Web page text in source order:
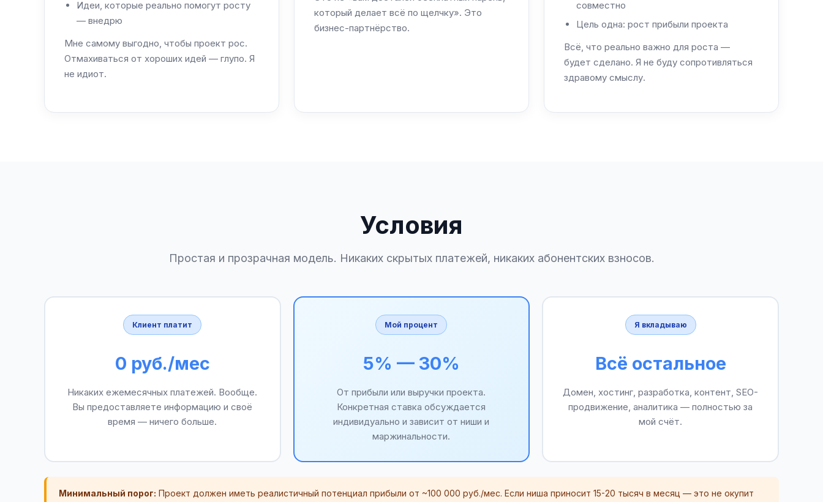
Идеи, которые реально помогут росту
— внедрю
Мне самому выгодно, чтобы проект рос.
Отмахиваться от хороших идей — глупо. Я
не идиот.
который делает всё по щелчку». Это
бизнес-партнёрство.
совместно
Цель одна: рост прибыли проекта
Всё, что реально важно для роста —
будет сделано. Я не буду сопротивляться
здравому смыслу.
Условия
Простая и прозрачная модель. Никаких скрытых платежей, никаких абонентских взносов.
Клиент платит
0 руб./мес
Никаких ежемесячных платежей. Вообще.
Вы предоставляете информацию и своё
время — ничего больше.
Мой процент
5% — 30%
От прибыли или выручки проекта.
Конкретная ставка обсуждается
индивидуально и зависит от ниши и
маржинальности.
Я вкладываю
Всё остальное
Домен, хостинг, разработка, контент, SEO-
продвижение, аналитика — полностью за
мой счёт.
Минимальный порог: Проект должен иметь реалистичный потенциал прибыли от ~100 000 руб./мес. Если ниша приносит 15-20 тысяч в месяц — это не окупит